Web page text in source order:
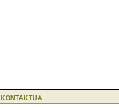
kontaktua